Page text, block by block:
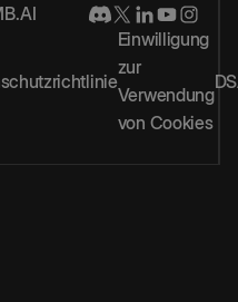
Einwilligung
zur
Verwendung
von Cookies